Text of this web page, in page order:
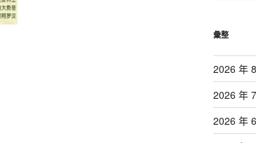
彙整
2026 年
2026 年
2026 年